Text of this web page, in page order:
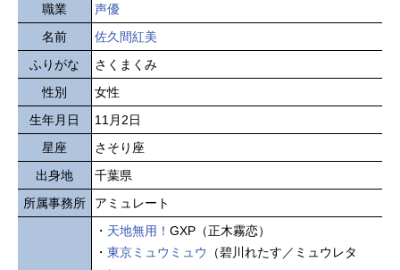
職業
声優
名前
佐久間紅美
ふりがな
さくまくみ
性別
女性
生年月日
11月2日
星座
さそり座
出身地
千葉県
所属事務所
アミュレート
・ 天地無用！ GXP（正木霧恋）
・ 東京ミュウミュウ
（碧川れたす／ミュウレタ